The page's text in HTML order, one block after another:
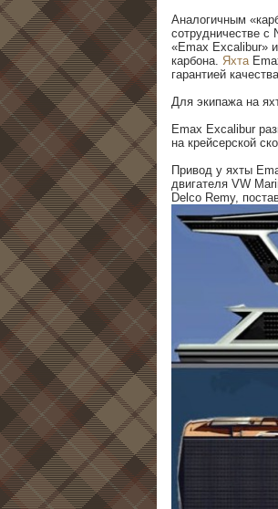
Аналогичным
сотрудничестве с
«Emax Excalibur»
карбона. Яхта
гарантией
Для экипажа на
Emax Excalibur
на крейсерской
Привод у яхты
двигателя VW
Delco Remy,